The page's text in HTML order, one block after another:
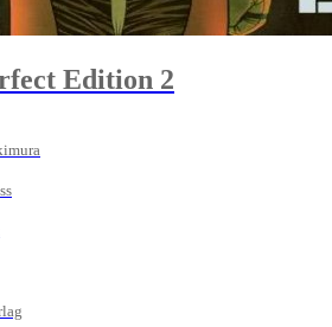
Edition 2